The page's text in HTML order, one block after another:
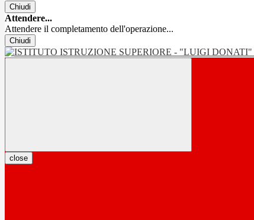
Chiudi
Attendere...
Attendere il completamento dell'operazione...
Chiudi
close